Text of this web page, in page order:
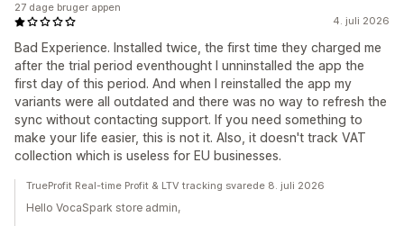
4. juli 2026
Bad Experience. Installed twice, the first time they charged me
after the trial period eventhought I unninstalled the app the
first day of this period. And when I reinstalled the app my
variants were all outdated and there was no way to refresh the
sync without contacting support. If you need something to
make your life easier, this is not it. Also, it doesn't track VAT
collection which is useless for EU businesses.
27 dage bruger appen
TrueProfit Real-time Profit & LTV tracking svarede 8. juli 2026
Hello VocaSpark store admin,